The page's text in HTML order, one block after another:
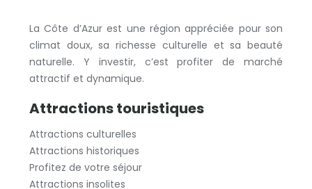
La Côte d’Azur est une région appréciée pour son
climat doux, sa richesse culturelle et sa beauté
naturelle. Y investir, c’est profiter de marché
attractif et dynamique.
Attractions touristiques
Attractions culturelles
Attractions historiques
Profitez de votre séjour
Attractions insolites